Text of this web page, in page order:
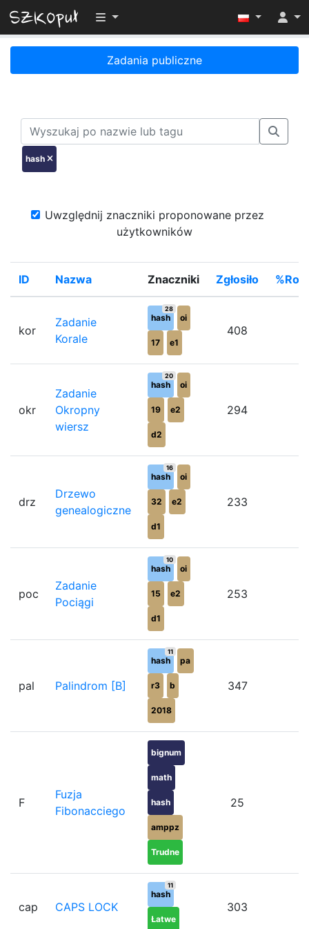
Przełącz widoczność menu
Zadania publiczne
hash
Uwzględnij znaczniki proponowane przez
użytkowników
ID Nazwa Znaczniki Zgłosiło
kor
Zadanie
Korale
hash
28
oi
17 e1
408
okr
Zadanie
Okropny
wiersz
hash
20
oi
19 e2
d2
294
drz
Drzewo
genealogiczne
hash
16
oi
32 e2
d1
233
poc
Zadanie
Pociągi
hash
10
oi
15 e2
d1
253
pal Palindrom [B]
hash
11
pa
r3 b
2018
347
F
Fuzja
Fibonacciego
bignum
math
hash
amppz
Trudne
25
cap CAPS LOCK
hash
11
Łatwe
303